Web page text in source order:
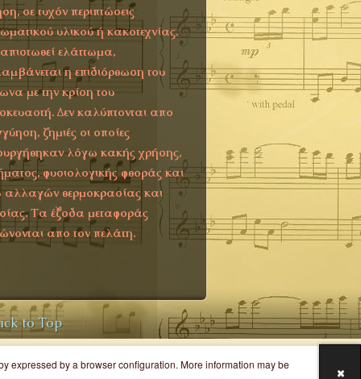
σε τυχόν περιπτώσεις
υλικού ή κακοτεχνίας.
ελάττωμα,
η επιδιόρθωση του
με την κρίση του
Δεν καλύπτονται απο
ζημιές οι οποίες
λόγω κακής χρήσης,
φυσιολογικής φθοράς και
θερμοκρασίας και
Τα έξοδα μεταφοράς
απο τον πελάτη.
to Top
expressed by a browser configuration. More information may be